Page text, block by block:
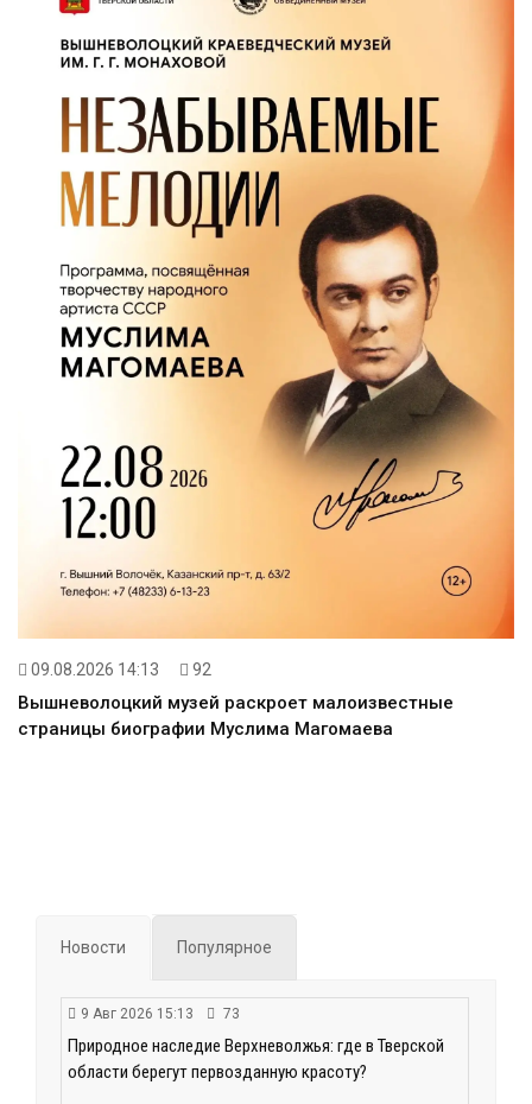
09.08.2026 14:13 92
Вышневолоцкий музей раскроет малоизвестные
страницы биографии Муслима Магомаева
Новости Популярное
9 Авг 2026 15:13 73
Природное наследие Верхневолжья: где в Тверской
области берегут первозданную красоту?